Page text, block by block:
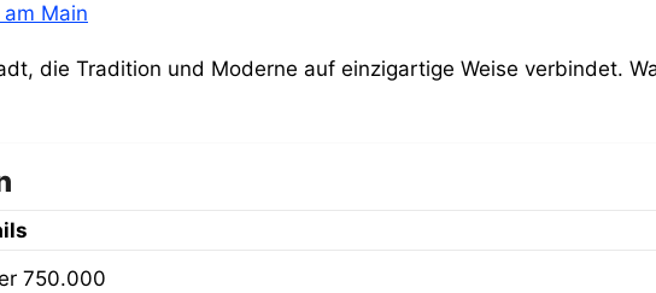
Main
die Tradition und Moderne auf einzigartige Weise verbindet.
750.000